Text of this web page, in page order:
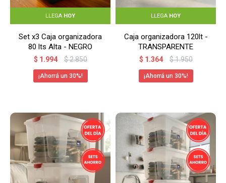
LLEGA HOY
Set x3 Caja organizadora
80 lts Alta - NEGRO
$ 1.994 $2.850
30
LLEGA HOY
Caja organizadora 120lt -
TRANSPARENTE
$ 1.364 $1.950
30